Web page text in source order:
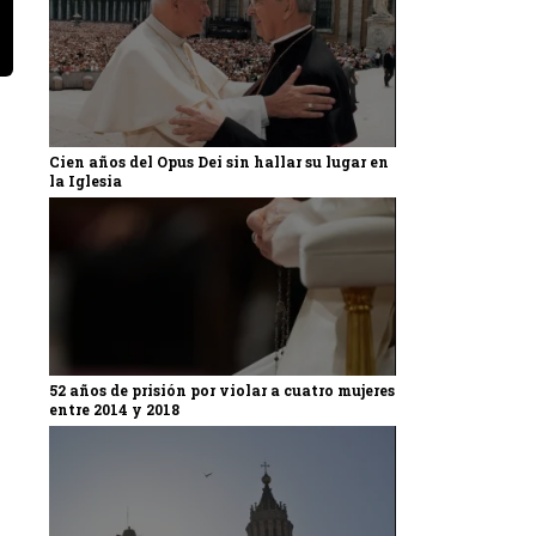
Cien años del Opus Dei sin hallar su lugar en
la Iglesia
52 años de prisión por violar a cuatro mujeres
entre 2014 y 2018